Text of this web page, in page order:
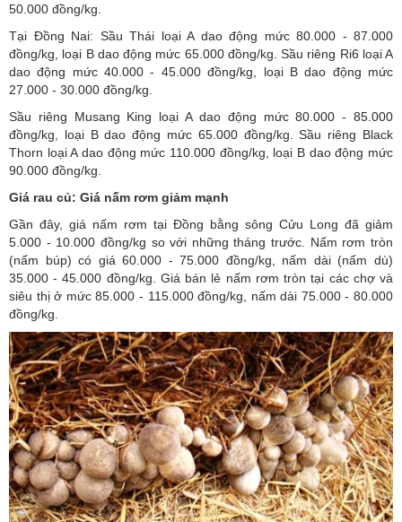
50.000 đồng/kg.
Tại Đồng Nai: Sầu Thái loại A dao động mức 80.000 - 87.000
đồng/kg, loại B dao động mức 65.000 đồng/kg. Sầu riêng Ri6 loại A
dao động mức 40.000 - 45.000 đồng/kg, loại B dao động mức
27.000 - 30.000 đồng/kg.
Sầu riêng Musang King loại A dao động mức 80.000 - 85.000
đồng/kg, loại B dao động mức 65.000 đồng/kg. Sầu riêng Black
Thorn loại A dao động mức 110.000 đồng/kg, loại B dao động mức
90.000 đồng/kg.
Giá rau củ: Giá nấm rơm giảm mạnh
Gần đây, giá nấm rơm tại Đồng bằng sông Cửu Long đã giảm
5.000 - 10.000 đồng/kg so với những tháng trước. Nấm rơm tròn
(nấm búp) có giá 60.000 - 75.000 đồng/kg, nấm dài (nấm dù)
35.000 - 45.000 đồng/kg. Giá bán lẻ nấm rơm tròn tại các chợ và
siêu thị ở mức 85.000 - 115.000 đồng/kg, nấm dài 75.000 - 80.000
đồng/kg.